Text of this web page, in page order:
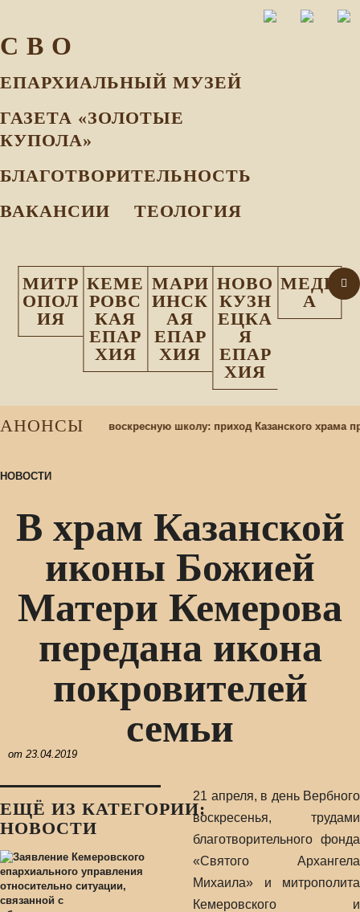
С В О
ЕПАРХИАЛЬНЫЙ МУЗEЙ
ГАЗЕТА «ЗОЛОТЫЕ
КУПОЛА»
БЛАГОТВОРИТЕЛЬНОСТЬ
ВАКАНСИИ
ТЕОЛОГИЯ
МИТР
ОПОЛ
ИЯ
КЕМЕ
РОВС
КАЯ
ЕПАР
ХИЯ
МАРИ
ИНСК
АЯ
ЕПАР
ХИЯ
НОВО
КУЗН
ЕЦКА
Я
ЕПАР
ХИЯ
МЕДИ
А
АНОНСЫ
Набор учащихся в воскресную школу: приход Казанского храма
НОВОСТИ
В храм Казанской
иконы Божией
Матери Кемерова
передана икона
покровителей
семьи
от 23.04.2019
ЕЩЁ ИЗ КАТЕГОРИИ:
НОВОСТИ
21 апреля, в день Вербного
воскресенья, трудами
благотворительного фонда
«Святого Архангела
Михаила» и митрополита
Кемеровского и